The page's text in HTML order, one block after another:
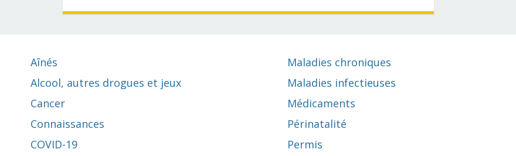
Aînés
Alcool, autres drogues et jeux
Cancer
Connaissances
COVID-19
Maladies chroniques
Maladies infectieuses
Médicaments
Périnatalité
Permis